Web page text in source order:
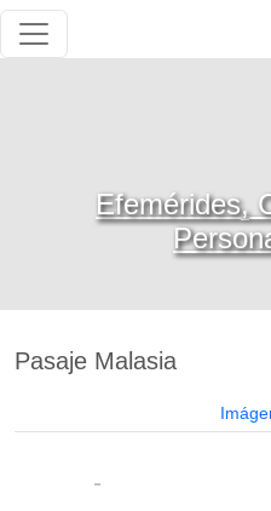
Efemérides,
Pasaje Malasia